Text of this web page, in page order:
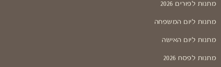
מתנות לפורים 2026
מתנות ליום המשפחה
מתנות ליום האישה
מתנות לפסח 2026